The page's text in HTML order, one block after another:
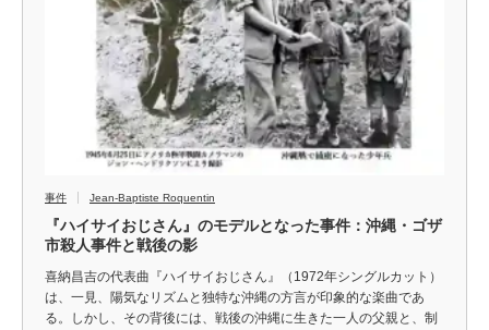
事件 Jean-Baptiste Roquentin
『ハイサイおじさん』のモデルとなった事件：沖縄・ゴザ
市殺人事件と戦後の影
喜納昌吉の代表曲『ハイサイおじさん』（1972年シングルカット）
は、一見、陽気なリズムと独特な沖縄の方言が印象的な楽曲であ
る。しかし、その背後には、戦後の沖縄に生きた一人の父親と、制